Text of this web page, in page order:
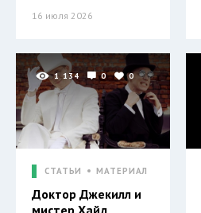
16 июля 2026
1 134 0 0
СТАТЬИ МАТЕРИАЛ
Доктор Джекилл и